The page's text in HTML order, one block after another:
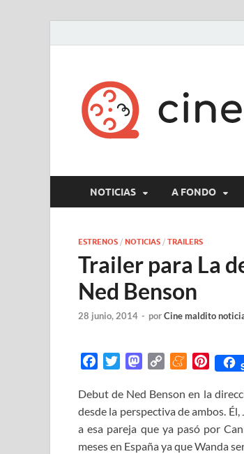
NOTICIAS A FONDO
ESTRENOS / NOTICIAS / TRAILERS
Trailer para La
Ned Benson
28 junio, 2014 - porCine maldito
c
e
b
o
i
t
t
e
M
s
t
o
d
p
y
L
i
M
n
e
a
m
P
n
t
e
r
Debut de Ned Benson en la
desde la perspectiva de ambos.
a esa pareja que ya pasó por
meses en España ya que Wanda